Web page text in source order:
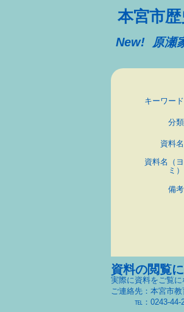
本宮市
New! 原瀬
キーワード
分類
資料名
資料名（ヨ
ミ）
備考
資料の閲覧
実際に資料をご覧に
ご連絡先：本宮市
℡：0243-44-